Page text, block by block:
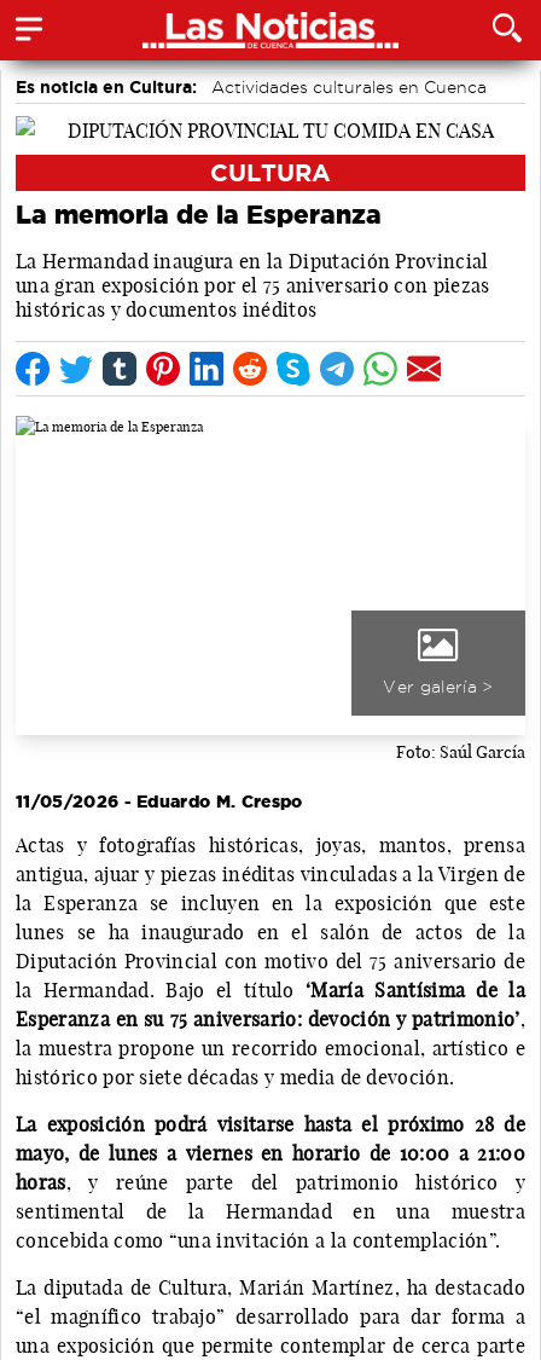
Es noticia en Cultura: Actividades culturales en Cuenca
CULTURA
La memoria de la Esperanza
La Hermandad inaugura en la Diputación Provincial
una gran exposición por el 75 aniversario con piezas
históricas y documentos inéditos
Ver galería >
Foto: Saúl García
11/05/2026 - Eduardo M. Crespo
Actas y fotografías históricas, joyas, mantos, prensa
antigua, ajuar y piezas inéditas vinculadas a la Virgen de
la Esperanza se incluyen en la exposición que este
lunes se ha inaugurado en el salón de actos de la
Diputación Provincial con motivo del 75 aniversario de
la Hermandad. Bajo el título ‘María Santísima de la
Esperanza en su 75 aniversario: devoción y patrimonio’,
la muestra propone un recorrido emocional, artístico e
histórico por siete décadas y media de devoción.
La exposición podrá visitarse hasta el próximo 28 de
mayo, de lunes a viernes en horario de 10:00 a 21:00
horas, y reúne parte del patrimonio histórico y
sentimental de la Hermandad en una muestra
concebida como “una invitación a la contemplación”.
La diputada de Cultura, Marián Martínez, ha destacado
“el magnífico trabajo” desarrollado para dar forma a
una exposición que permite contemplar de cerca parte